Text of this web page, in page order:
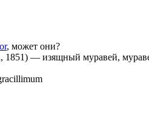
, может они?
1851) — изящный муравей,